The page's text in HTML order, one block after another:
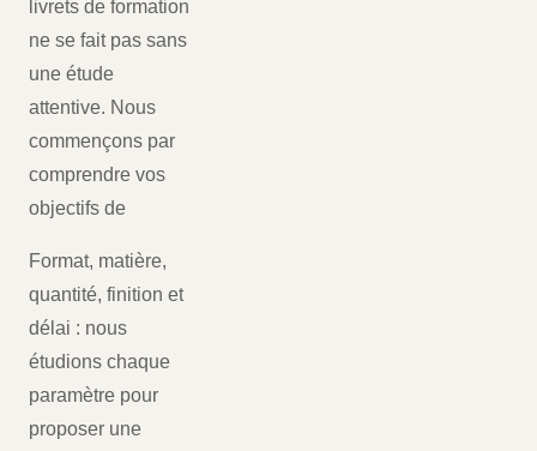
livrets de formation
ne se fait pas sans
une étude
attentive. Nous
commençons par
comprendre vos
objectifs de
Format, matière,
quantité, finition et
délai : nous
étudions chaque
paramètre pour
proposer une